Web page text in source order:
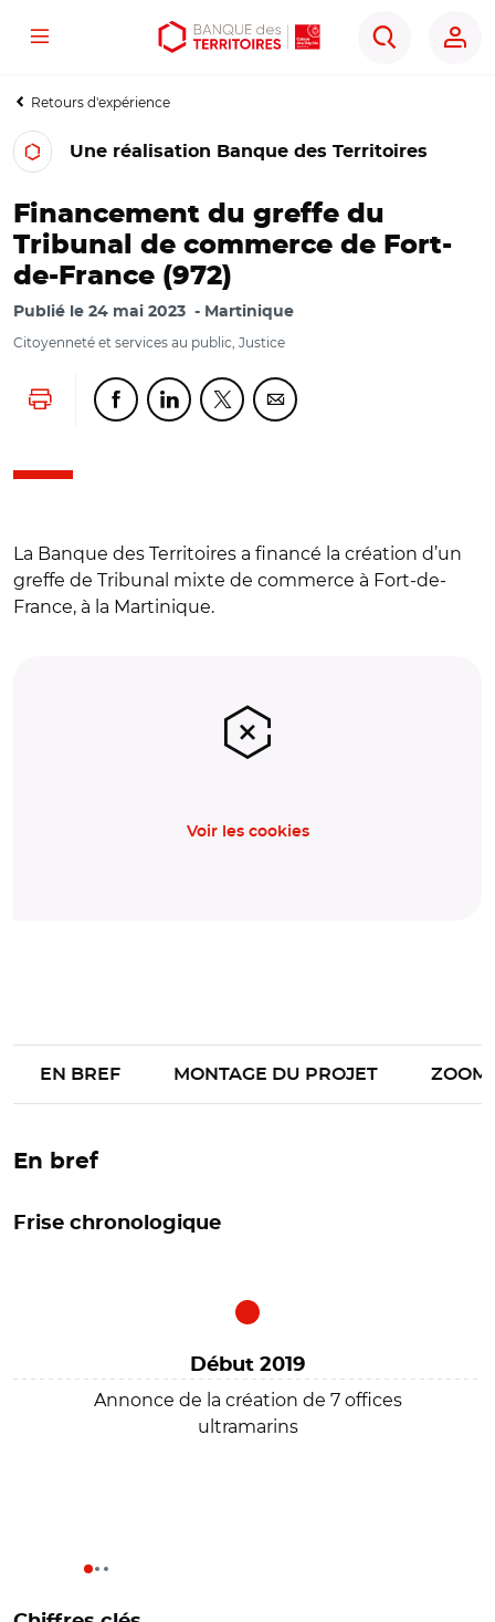
Aller
contenu
Aller
menu
Ouvrir
outils
Menu
Rechercher
Retours d'expérience
Une réalisation Banque des Territoires
Financement du greffe du
Tribunal de commerce de Fort-
de-France (972)
Publié le 24 mai 2023 Martinique
Citoyenneté et services au public, Justice
Lancer l'impressionPartager cette page sur Facebook
Partager cette page sur Linkedin
Partager cette page sur Twitter
Partager cette page sur
La Banque des Territoires a financé la création d’un
greffe de Tribunal mixte de commerce à Fort-de-
France, à la Martinique.
Voir les cookies
EN BREF MONTAGE DU PROJET ZOOM
En bref
Frise chronologique
Début 2019
Annonce de la création de 7 offices
ultramarins